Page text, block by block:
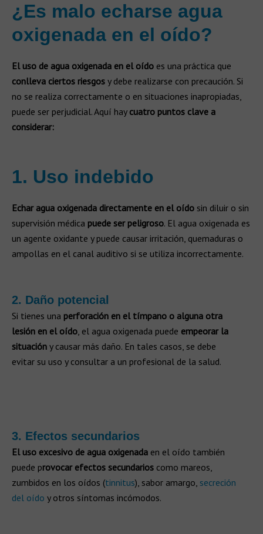
¿Es malo echarse agua
oxigenada en el oído?
El uso de agua oxigenada en el oído es una práctica que
conlleva ciertos riesgos y debe realizarse con precaución. Si
no se realiza correctamente o en situaciones inapropiadas,
puede ser perjudicial. Aquí hay cuatro puntos clave a
considerar:
1. Uso indebido
Echar agua oxigenada directamente en el oído sin diluir o sin
supervisión médica puede ser peligroso. El agua oxigenada es
un agente oxidante y puede causar irritación, quemaduras o
ampollas en el canal auditivo si se utiliza incorrectamente.
2. Daño potencial
Si tienes una perforación en el tímpano o alguna otra
lesión en el oído, el agua oxigenada puede empeorar la
situación y causar más daño. En tales casos, se debe
evitar su uso y consultar a un profesional de la salud.
3. Efectos secundarios
El uso excesivo de agua oxigenada en el oído también
puede provocar efectos secundarios como mareos,
zumbidos en los oídos (tinnitus), sabor amargo, secreción
del oído y otros síntomas incómodos.